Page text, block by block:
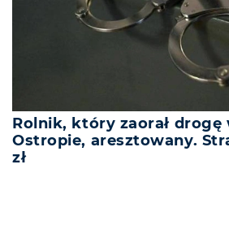
Rolnik, który zaorał drogę
Ostropie, aresztowany.
zł